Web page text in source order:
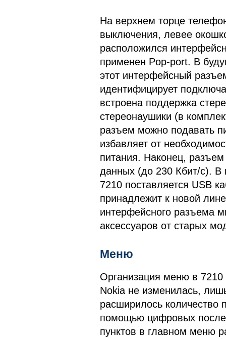
На верхнем торце
выключения, левее
расположился
применен Pop-port. В
этот интерфейсный
идентифицирует
встроена поддержка
стереонаушики (в
разъем можно подавать
избавляет от
питания. Наконец,
данных (до 230 Кбит/c). В
7210 поставляется USB
принадлежит к новой
интерфейсного разъема
аксессуаров от старых
Меню
Организация меню в
Nokia не изменилась,
расширилось количество
помощью цифровых
пунктов в главном меню